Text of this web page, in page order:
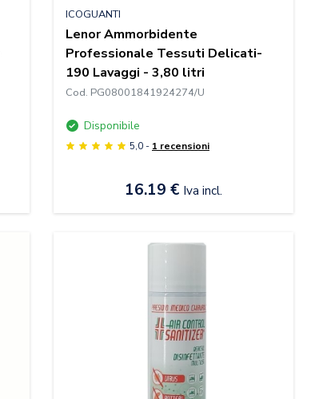
ICOGUANTI
Lenor Ammorbidente
Professionale Tessuti Delicati-
190 Lavaggi - 3,80 litri
Cod. PG08001841924274/U
Disponibile
5,0 - 1 recensioni
16.19 € Iva incl.